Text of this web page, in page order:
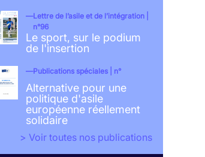
Lettre de l’asile et de l’intégration |
n°96
Le sport, sur le podium
de l'insertion
Publications spéciales | n°
Alternative pour une
politique d'asile
européenne réellement
solidaire
> Voir toutes nos publications